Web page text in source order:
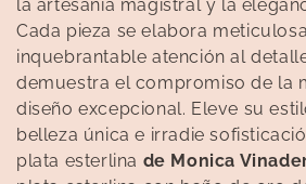
c
i
ó
n
la artesanía magistral y la
Cada pieza se elabora
inquebrantable atención al
demuestra el compromiso de la
diseño excepcional. Eleve su
belleza única e irradie
plata esterlina de Monica